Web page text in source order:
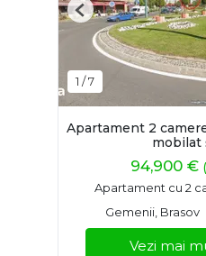
1 /7
Previous
Apartament 2
mobilat
94,900 €
Apartament cu 2
Gemenii, Brasov
Vezi mai